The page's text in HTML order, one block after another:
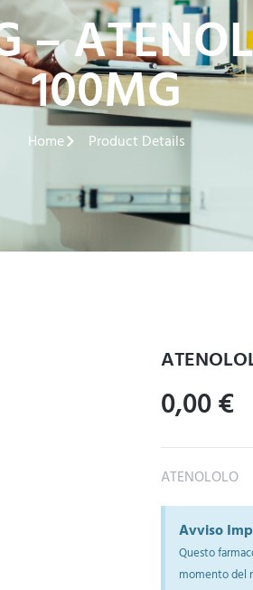
–
100MG
Home Product Details
0,00€
ATENOLOLO
Avviso
Questo
momento del